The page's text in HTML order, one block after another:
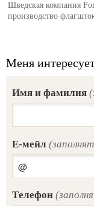
Шведская компания
производство
Меня
Имя и фамилия
E-мейл
Tелефон